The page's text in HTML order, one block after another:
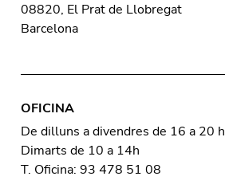
08820, El Prat de Llobregat
Barcelona
OFICINA
De dilluns a divendres de 16 a 20 h
Dimarts de 10 a 14h
T. Oficina: 93 478 51 08